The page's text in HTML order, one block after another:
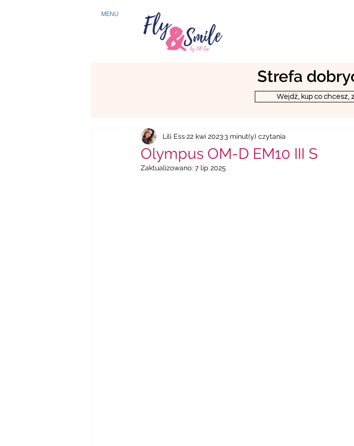
MENU
Strefa
Wejdż, kup co chcesz,
Olympus OM-D EM10 III S
Lili Ess22 kwi 20233 minut(y) czytania
Zaktualizowano: 7 lip 2025